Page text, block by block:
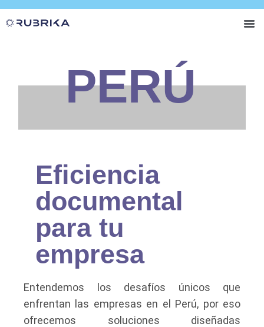
PERÚ
Eficiencia
documental
para tu
empresa
Entendemos los desafíos únicos que
enfrentan las empresas en el Perú, por eso
ofrecemos soluciones diseñadas